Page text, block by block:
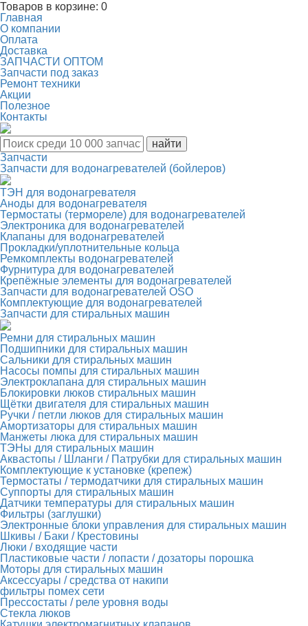
Товаров в корзине: 0
Главная
О компании
Оплата
Доставка
ЗАПЧАСТИ ОПТОМ
Запчасти под заказ
Ремонт техники
Акции
Полезное
Контакты
Запчасти
Запчасти для водонагревателей (бойлеров)
ТЭН для водонагревателя
Аноды для водонагревателя
Термостаты (термореле) для водонагревателей
Электроника для водонагревателей
Клапаны для водонагревателей
Прокладки/уплотнительные кольца
Ремкомплекты водонагревателей
Фурнитура для водонагревателей
Крепёжные элементы для водонагревателей
Запчасти для водонагревателей OSO
Комплектующие для водонагревателей
Запчасти для стиральных машин
Ремни для стиральных машин
Подшипники для стиральных машин
Сальники для стиральных машин
Насосы помпы для стиральных машин
Электроклапана для стиральных машин
Блокировки люков стиральных машин
Щётки двигателя для стиральных машин
Ручки / петли люков для стиральных машин
Амортизаторы для стиральных машин
Манжеты люка для стиральных машин
ТЭНы для стиральных машин
Аквастопы / Шланги / Патрубки для стиральных машин
Комплектующие к установке (крепеж)
Термостаты / термодатчики для стиральных машин
Суппорты для стиральных машин
Датчики температуры для стиральных машин
Фильтры (заглушки)
Электронные блоки управления для стиральных машин
Шкивы / Баки / Крестовины
Люки / входящие части
Пластиковые части / лопасти / дозаторы порошка
Моторы для стиральных машин
Аксессуары / средства от накипи
фильтры помех сети
Прессостаты / реле уровня воды
Стекла люков